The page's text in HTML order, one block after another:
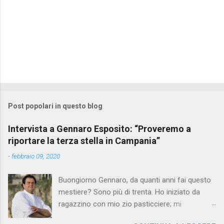
Post popolari in questo blog
Intervista a Gennaro Esposito: “Proveremo a
riportare la terza stella in Campania”
- febbraio 09, 2020
Buongiorno Gennaro, da quanti anni fai questo
mestiere? Sono più di trenta. Ho iniziato da
ragazzino con mio zio pasticciere; mi